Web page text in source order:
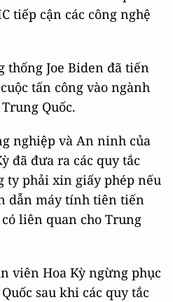
tiếp cận các công nghệ
thống Joe Biden đã tiến
tấn công vào ngành
Quốc.
nghiệp và An ninh của
đã đưa ra các quy tắc
ty phải xin giấy phép nếu
dẫn máy tính tiên tiến
liên quan cho Trung
viên Hoa Kỳ ngừng phục
sau khi các quy tắc